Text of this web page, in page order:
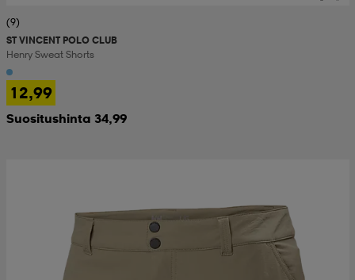
(9)
ST VINCENT POLO CLUB
Henry Sweat Shorts
12,99
Suositushinta 34,99